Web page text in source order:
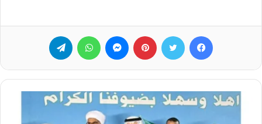
فيسبوك تويتر بينتيريست ماسنجر واتساب